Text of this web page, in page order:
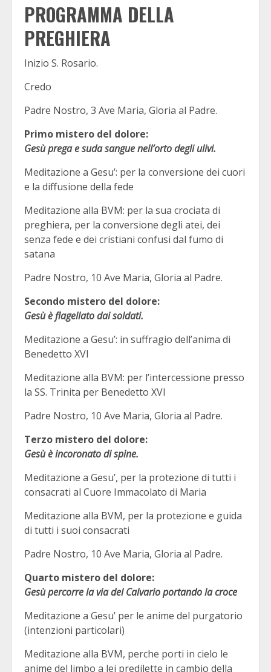
PROGRAMMA DELLA
PREGHIERA
Inizio S. Rosario.
Credo
Padre Nostro, 3 Ave Maria, Gloria al Padre.
Primo mistero del dolore:
Gesù prega e suda sangue nell’orto degli ulivi.
Meditazione a Gesu’: per la conversione dei cuori
e la diffusione della fede
Meditazione alla BVM: per la sua crociata di
preghiera, per la conversione degli atei, dei
senza fede e dei cristiani confusi dal fumo di
satana
Padre Nostro, 10 Ave Maria, Gloria al Padre.
Secondo mistero del dolore:
Gesù è flagellato dai soldati.
Meditazione a Gesu’: in suffragio dell’anima di
Benedetto XVI
Meditazione alla BVM: per l’intercessione presso
la SS. Trinita per Benedetto XVI
Padre Nostro, 10 Ave Maria, Gloria al Padre.
Terzo mistero del dolore:
Gesù è incoronato di spine.
Meditazione a Gesu’, per la protezione di tutti i
consacrati al Cuore Immacolato di Maria
Meditazione alla BVM, per la protezione e guida
di tutti i suoi consacrati
Padre Nostro, 10 Ave Maria, Gloria al Padre.
Quarto mistero del dolore:
Gesù percorre la via del Calvario portando la croce
Meditazione a Gesu’ per le anime del purgatorio
(intenzioni particolari)
Meditazione alla BVM, perche porti in cielo le
anime del limbo a lei predilette in cambio della